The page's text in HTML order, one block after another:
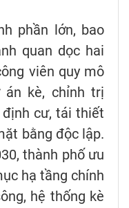
phần lớn, bao
quan dọc hai
viên quy mô
kè, chỉnh trị
cư, tái thiết
bằng độc lập.
thành phố ưu
hạ tầng chính
hệ thống kè